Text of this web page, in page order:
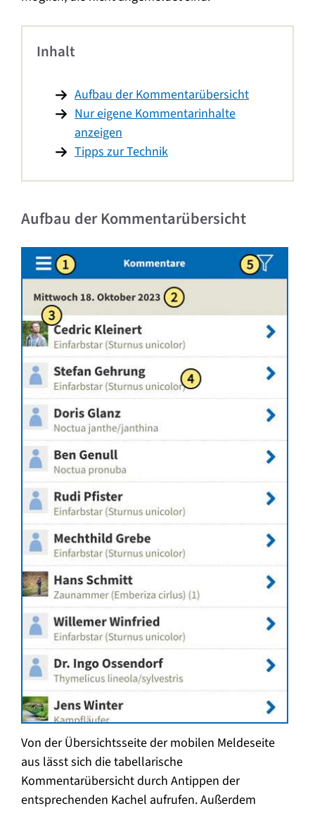
Inhalt
Aufbau der Kommentarübersicht
Nur eigene Kommentarinhalte
anzeigen
Tipps zur Technik
Aufbau der Kommentarübersicht
Von der Übersichtsseite der mobilen Meldeseite
aus lässt sich die tabellarische
Kommentarübersicht durch Antippen der
entsprechenden Kachel aufrufen. Außerdem